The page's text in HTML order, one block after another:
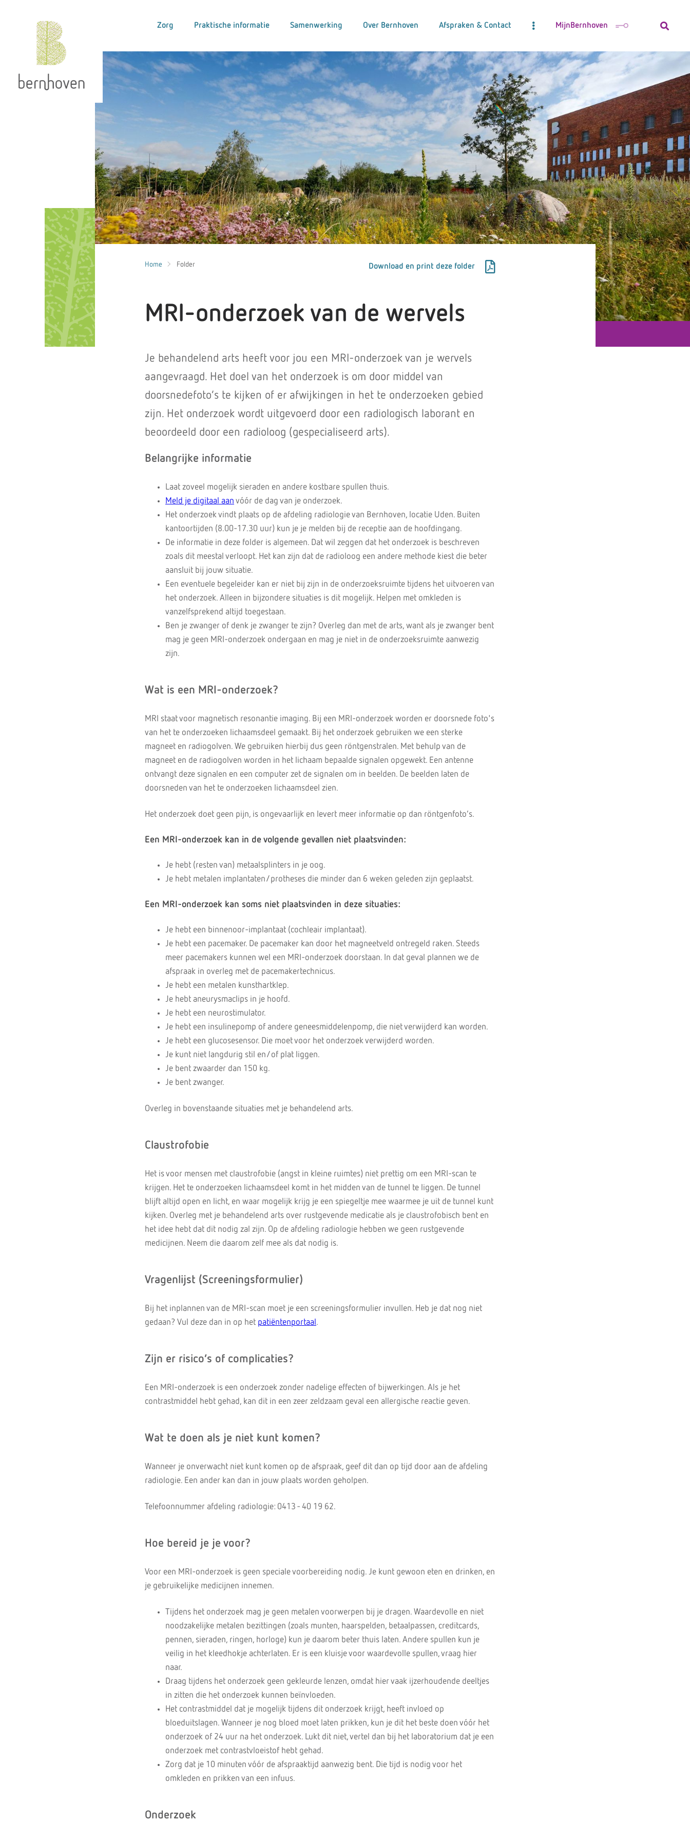
Zorg Praktische informatie Samenwerking Over Bernhoven Afspraken & Contact MijnBernhoven
Home Folder Download en print deze folder
MRI-onderzoek van de wervels
Je behandelend arts heeft voor jou een MRI-onderzoek van je wervels
aangevraagd. Het doel van het onderzoek is om door middel van
doorsnedefoto’s te kijken of er afwijkingen in het te onderzoeken gebied
zijn. Het onderzoek wordt uitgevoerd door een radiologisch laborant en
beoordeeld door een radioloog (gespecialiseerd arts).
Belangrijke informatie
Laat zoveel mogelijk sieraden en andere kostbare spullen thuis.
Meld je digitaal aan vóór de dag van je onderzoek.
Het onderzoek vindt plaats op de afdeling radiologie van Bernhoven, locatie Uden. Buiten
kantoortijden (8.00-17.30 uur) kun je je melden bij de receptie aan de hoofdingang.
De informatie in deze folder is algemeen. Dat wil zeggen dat het onderzoek is beschreven
zoals dit meestal verloopt. Het kan zijn dat de radioloog een andere methode kiest die beter
aansluit bij jouw situatie.
Een eventuele begeleider kan er niet bij zijn in de onderzoeksruimte tijdens het uitvoeren van
het onderzoek. Alleen in bijzondere situaties is dit mogelijk. Helpen met omkleden is
vanzelfsprekend altijd toegestaan.
Ben je zwanger of denk je zwanger te zijn? Overleg dan met de arts, want als je zwanger bent
mag je geen MRI-onderzoek ondergaan en mag je niet in de onderzoeksruimte aanwezig
zijn.
Wat is een MRI-onderzoek?
MRI staat voor magnetisch resonantie imaging. Bij een MRI-onderzoek worden er doorsnede foto's
van het te onderzoeken lichaamsdeel gemaakt. Bij het onderzoek gebruiken we een sterke
magneet en radiogolven. We gebruiken hierbij dus geen röntgenstralen. Met behulp van de
magneet en de radiogolven worden in het lichaam bepaalde signalen opgewekt. Een antenne
ontvangt deze signalen en een computer zet de signalen om in beelden. De beelden laten de
doorsneden van het te onderzoeken lichaamsdeel zien.
Het onderzoek doet geen pijn, is ongevaarlijk en levert meer informatie op dan röntgenfoto’s.
Een MRI-onderzoek kan in de volgende gevallen niet plaatsvinden:
Je hebt (resten van) metaalsplinters in je oog.
Je hebt metalen implantaten/protheses die minder dan 6 weken geleden zijn geplaatst.
Een MRI-onderzoek kan soms niet plaatsvinden in deze situaties:
Je hebt een binnenoor-implantaat (cochleair implantaat).
Je hebt een pacemaker. De pacemaker kan door het magneetveld ontregeld raken. Steeds
meer pacemakers kunnen wel een MRI-onderzoek doorstaan. In dat geval plannen we de
afspraak in overleg met de pacemakertechnicus.
Je hebt een metalen kunsthartklep.
Je hebt aneurysmaclips in je hoofd.
Je hebt een neurostimulator.
Je hebt een insulinepomp of andere geneesmiddelenpomp, die niet verwijderd kan worden.
Je hebt een glucosesensor. Die moet voor het onderzoek verwijderd worden.
Je kunt niet langdurig stil en/of plat liggen.
Je bent zwaarder dan 150 kg.
Je bent zwanger.
Overleg in bovenstaande situaties met je behandelend arts.
Claustrofobie
Het is voor mensen met claustrofobie (angst in kleine ruimtes) niet prettig om een MRI-scan te
krijgen. Het te onderzoeken lichaamsdeel komt in het midden van de tunnel te liggen. De tunnel
blijft altijd open en licht, en waar mogelijk krijg je een spiegeltje mee waarmee je uit de tunnel kunt
kijken. Overleg met je behandelend arts over rustgevende medicatie als je claustrofobisch bent en
het idee hebt dat dit nodig zal zijn. Op de afdeling radiologie hebben we geen rustgevende
medicijnen. Neem die daarom zelf mee als dat nodig is.
Vragenlijst (Screeningsformulier)
Bij het inplannen van de MRI-scan moet je een screeningsformulier invullen. Heb je dat nog niet
gedaan? Vul deze dan in op het patiëntenportaal .
Zijn er risico’s of complicaties?
Een MRI-onderzoek is een onderzoek zonder nadelige effecten of bijwerkingen. Als je het
contrastmiddel hebt gehad, kan dit in een zeer zeldzaam geval een allergische reactie geven.
Wat te doen als je niet kunt komen?
Wanneer je onverwacht niet kunt komen op de afspraak, geef dit dan op tijd door aan de afdeling
radiologie. Een ander kan dan in jouw plaats worden geholpen.
Telefoonnummer afdeling radiologie: 0413 - 40 19 62.
Hoe bereid je je voor?
Voor een MRI-onderzoek is geen speciale voorbereiding nodig. Je kunt gewoon eten en drinken, en
je gebruikelijke medicijnen innemen.
Tijdens het onderzoek mag je geen metalen voorwerpen bij je dragen. Waardevolle en niet
noodzakelijke metalen bezittingen (zoals munten, haarspelden, betaalpassen, creditcards,
pennen, sieraden, ringen, horloge) kun je daarom beter thuis laten. Andere spullen kun je
veilig in het kleedhokje achterlaten. Er is een kluisje voor waardevolle spullen, vraag hier
naar.
Draag tijdens het onderzoek geen gekleurde lenzen, omdat hier vaak ijzerhoudende deeltjes
in zitten die het onderzoek kunnen beïnvloeden.
Het contrastmiddel dat je mogelijk tijdens dit onderzoek krijgt, heeft invloed op
bloeduitslagen. Wanneer je nog bloed moet laten prikken, kun je dit het beste doen vóór het
onderzoek of 24 uur na het onderzoek. Lukt dit niet, vertel dan bij het laboratorium dat je een
onderzoek met contrastvloeistof hebt gehad.
Zorg dat je 10 minuten vóór de afspraaktijd aanwezig bent. Die tijd is nodig voor het
omkleden en prikken van een infuus.
Onderzoek